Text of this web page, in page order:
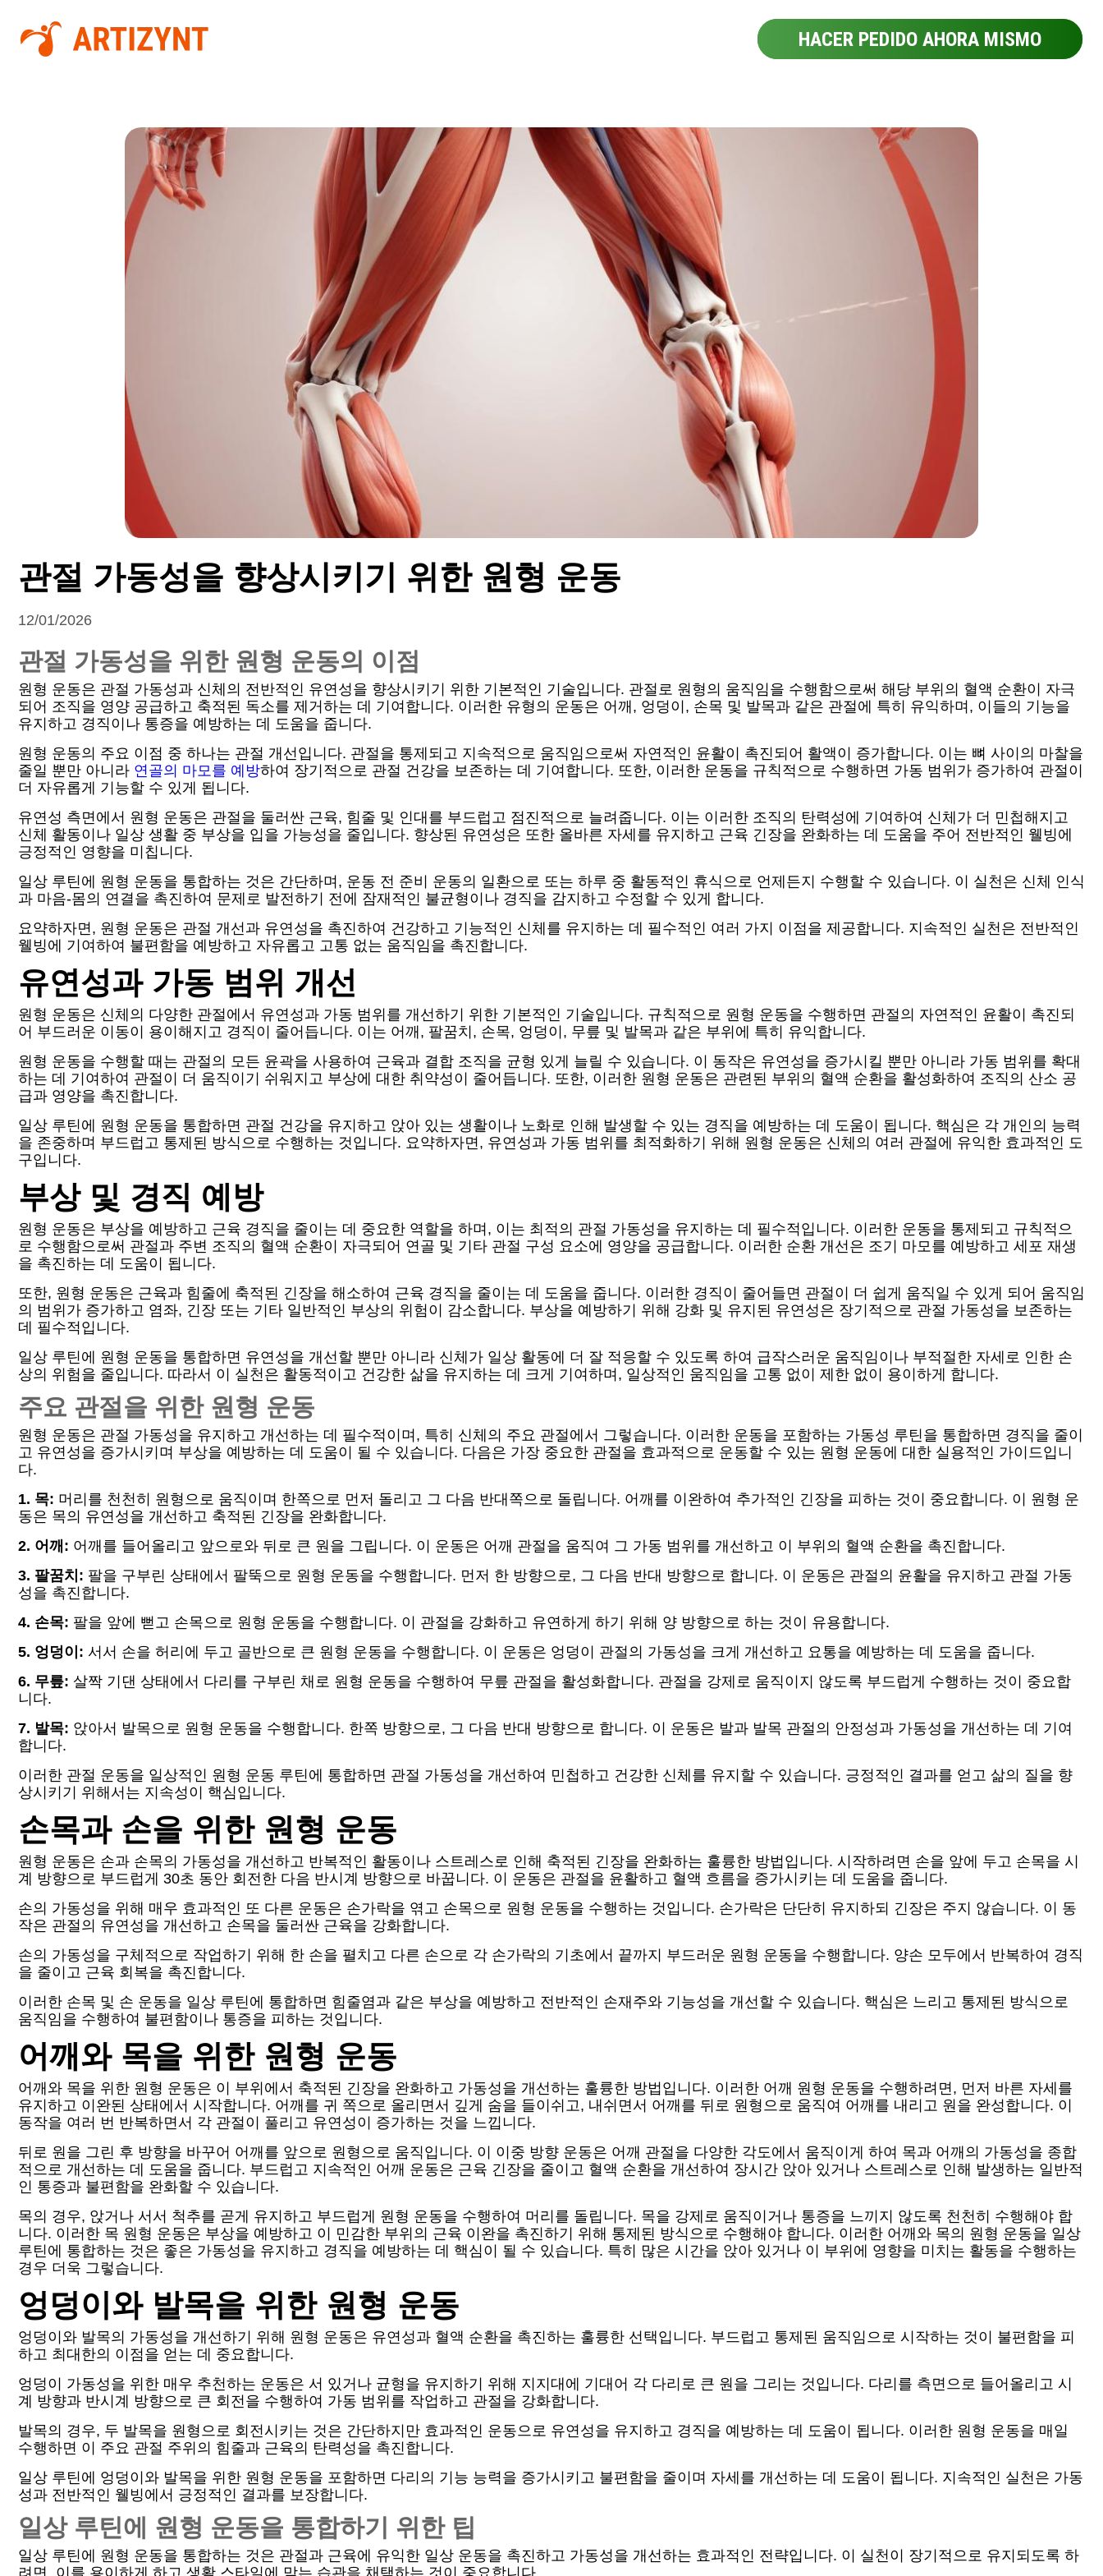
HACER PEDIDO AHORA MISMO
관절 가동성을 향상시키기 위한 원형 운동
12/01/2026
관절 가동성을 위한 원형 운동의 이점
원형 운동은 관절 가동성과 신체의 전반적인 유연성을 향상시키기 위한 기본적인 기술입니다. 관절로 원형의 움직임을 수행함으로써 해당 부위의 혈액 순환이 자극
되어 조직을 영양 공급하고 축적된 독소를 제거하는 데 기여합니다. 이러한 유형의 운동은 어깨, 엉덩이, 손목 및 발목과 같은 관절에 특히 유익하며, 이들의 기능을
유지하고 경직이나 통증을 예방하는 데 도움을 줍니다.
원형 운동의 주요 이점 중 하나는 관절 개선입니다. 관절을 통제되고 지속적으로 움직임으로써 자연적인 윤활이 촉진되어 활액이 증가합니다. 이는 뼈 사이의 마찰을
줄일 뿐만 아니라 연골의 마모를 예방하여 장기적으로 관절 건강을 보존하는 데 기여합니다. 또한, 이러한 운동을 규칙적으로 수행하면 가동 범위가 증가하여 관절이
더 자유롭게 기능할 수 있게 됩니다.
유연성 측면에서 원형 운동은 관절을 둘러싼 근육, 힘줄 및 인대를 부드럽고 점진적으로 늘려줍니다. 이는 이러한 조직의 탄력성에 기여하여 신체가 더 민첩해지고
신체 활동이나 일상 생활 중 부상을 입을 가능성을 줄입니다. 향상된 유연성은 또한 올바른 자세를 유지하고 근육 긴장을 완화하는 데 도움을 주어 전반적인 웰빙에
긍정적인 영향을 미칩니다.
일상 루틴에 원형 운동을 통합하는 것은 간단하며, 운동 전 준비 운동의 일환으로 또는 하루 중 활동적인 휴식으로 언제든지 수행할 수 있습니다. 이 실천은 신체 인식
과 마음-몸의 연결을 촉진하여 문제로 발전하기 전에 잠재적인 불균형이나 경직을 감지하고 수정할 수 있게 합니다.
요약하자면, 원형 운동은 관절 개선과 유연성을 촉진하여 건강하고 기능적인 신체를 유지하는 데 필수적인 여러 가지 이점을 제공합니다. 지속적인 실천은 전반적인
웰빙에 기여하여 불편함을 예방하고 자유롭고 고통 없는 움직임을 촉진합니다.
유연성과 가동 범위 개선
원형 운동은 신체의 다양한 관절에서 유연성과 가동 범위를 개선하기 위한 기본적인 기술입니다. 규칙적으로 원형 운동을 수행하면 관절의 자연적인 윤활이 촉진되
어 부드러운 이동이 용이해지고 경직이 줄어듭니다. 이는 어깨, 팔꿈치, 손목, 엉덩이, 무릎 및 발목과 같은 부위에 특히 유익합니다.
원형 운동을 수행할 때는 관절의 모든 윤곽을 사용하여 근육과 결합 조직을 균형 있게 늘릴 수 있습니다. 이 동작은 유연성을 증가시킬 뿐만 아니라 가동 범위를 확대
하는 데 기여하여 관절이 더 움직이기 쉬워지고 부상에 대한 취약성이 줄어듭니다. 또한, 이러한 원형 운동은 관련된 부위의 혈액 순환을 활성화하여 조직의 산소 공
급과 영양을 촉진합니다.
일상 루틴에 원형 운동을 통합하면 관절 건강을 유지하고 앉아 있는 생활이나 노화로 인해 발생할 수 있는 경직을 예방하는 데 도움이 됩니다. 핵심은 각 개인의 능력
을 존중하며 부드럽고 통제된 방식으로 수행하는 것입니다. 요약하자면, 유연성과 가동 범위를 최적화하기 위해 원형 운동은 신체의 여러 관절에 유익한 효과적인 도
구입니다.
부상 및 경직 예방
원형 운동은 부상을 예방하고 근육 경직을 줄이는 데 중요한 역할을 하며, 이는 최적의 관절 가동성을 유지하는 데 필수적입니다. 이러한 운동을 통제되고 규칙적으
로 수행함으로써 관절과 주변 조직의 혈액 순환이 자극되어 연골 및 기타 관절 구성 요소에 영양을 공급합니다. 이러한 순환 개선은 조기 마모를 예방하고 세포 재생
을 촉진하는 데 도움이 됩니다.
또한, 원형 운동은 근육과 힘줄에 축적된 긴장을 해소하여 근육 경직을 줄이는 데 도움을 줍니다. 이러한 경직이 줄어들면 관절이 더 쉽게 움직일 수 있게 되어 움직임
의 범위가 증가하고 염좌, 긴장 또는 기타 일반적인 부상의 위험이 감소합니다. 부상을 예방하기 위해 강화 및 유지된 유연성은 장기적으로 관절 가동성을 보존하는
데 필수적입니다.
일상 루틴에 원형 운동을 통합하면 유연성을 개선할 뿐만 아니라 신체가 일상 활동에 더 잘 적응할 수 있도록 하여 급작스러운 움직임이나 부적절한 자세로 인한 손
상의 위험을 줄입니다. 따라서 이 실천은 활동적이고 건강한 삶을 유지하는 데 크게 기여하며, 일상적인 움직임을 고통 없이 제한 없이 용이하게 합니다.
주요 관절을 위한 원형 운동
원형 운동은 관절 가동성을 유지하고 개선하는 데 필수적이며, 특히 신체의 주요 관절에서 그렇습니다. 이러한 운동을 포함하는 가동성 루틴을 통합하면 경직을 줄이
고 유연성을 증가시키며 부상을 예방하는 데 도움이 될 수 있습니다. 다음은 가장 중요한 관절을 효과적으로 운동할 수 있는 원형 운동에 대한 실용적인 가이드입니
다.
1. 목: 머리를 천천히 원형으로 움직이며 한쪽으로 먼저 돌리고 그 다음 반대쪽으로 돌립니다. 어깨를 이완하여 추가적인 긴장을 피하는 것이 중요합니다. 이 원형 운
동은 목의 유연성을 개선하고 축적된 긴장을 완화합니다.
2. 어깨: 어깨를 들어올리고 앞으로와 뒤로 큰 원을 그립니다. 이 운동은 어깨 관절을 움직여 그 가동 범위를 개선하고 이 부위의 혈액 순환을 촉진합니다.
3. 팔꿈치: 팔을 구부린 상태에서 팔뚝으로 원형 운동을 수행합니다. 먼저 한 방향으로, 그 다음 반대 방향으로 합니다. 이 운동은 관절의 윤활을 유지하고 관절 가동
성을 촉진합니다.
4. 손목: 팔을 앞에 뻗고 손목으로 원형 운동을 수행합니다. 이 관절을 강화하고 유연하게 하기 위해 양 방향으로 하는 것이 유용합니다.
5. 엉덩이: 서서 손을 허리에 두고 골반으로 큰 원형 운동을 수행합니다. 이 운동은 엉덩이 관절의 가동성을 크게 개선하고 요통을 예방하는 데 도움을 줍니다.
6. 무릎: 살짝 기댄 상태에서 다리를 구부린 채로 원형 운동을 수행하여 무릎 관절을 활성화합니다. 관절을 강제로 움직이지 않도록 부드럽게 수행하는 것이 중요합
니다.
7. 발목: 앉아서 발목으로 원형 운동을 수행합니다. 한쪽 방향으로, 그 다음 반대 방향으로 합니다. 이 운동은 발과 발목 관절의 안정성과 가동성을 개선하는 데 기여
합니다.
이러한 관절 운동을 일상적인 원형 운동 루틴에 통합하면 관절 가동성을 개선하여 민첩하고 건강한 신체를 유지할 수 있습니다. 긍정적인 결과를 얻고 삶의 질을 향
상시키기 위해서는 지속성이 핵심입니다.
손목과 손을 위한 원형 운동
원형 운동은 손과 손목의 가동성을 개선하고 반복적인 활동이나 스트레스로 인해 축적된 긴장을 완화하는 훌륭한 방법입니다. 시작하려면 손을 앞에 두고 손목을 시
계 방향으로 부드럽게 30초 동안 회전한 다음 반시계 방향으로 바꿉니다. 이 운동은 관절을 윤활하고 혈액 흐름을 증가시키는 데 도움을 줍니다.
손의 가동성을 위해 매우 효과적인 또 다른 운동은 손가락을 엮고 손목으로 원형 운동을 수행하는 것입니다. 손가락은 단단히 유지하되 긴장은 주지 않습니다. 이 동
작은 관절의 유연성을 개선하고 손목을 둘러싼 근육을 강화합니다.
손의 가동성을 구체적으로 작업하기 위해 한 손을 펼치고 다른 손으로 각 손가락의 기초에서 끝까지 부드러운 원형 운동을 수행합니다. 양손 모두에서 반복하여 경직
을 줄이고 근육 회복을 촉진합니다.
이러한 손목 및 손 운동을 일상 루틴에 통합하면 힘줄염과 같은 부상을 예방하고 전반적인 손재주와 기능성을 개선할 수 있습니다. 핵심은 느리고 통제된 방식으로
움직임을 수행하여 불편함이나 통증을 피하는 것입니다.
어깨와 목을 위한 원형 운동
어깨와 목을 위한 원형 운동은 이 부위에서 축적된 긴장을 완화하고 가동성을 개선하는 훌륭한 방법입니다. 이러한 어깨 원형 운동을 수행하려면, 먼저 바른 자세를
유지하고 이완된 상태에서 시작합니다. 어깨를 귀 쪽으로 올리면서 깊게 숨을 들이쉬고, 내쉬면서 어깨를 뒤로 원형으로 움직여 어깨를 내리고 원을 완성합니다. 이
동작을 여러 번 반복하면서 각 관절이 풀리고 유연성이 증가하는 것을 느낍니다.
뒤로 원을 그린 후 방향을 바꾸어 어깨를 앞으로 원형으로 움직입니다. 이 이중 방향 운동은 어깨 관절을 다양한 각도에서 움직이게 하여 목과 어깨의 가동성을 종합
적으로 개선하는 데 도움을 줍니다. 부드럽고 지속적인 어깨 운동은 근육 긴장을 줄이고 혈액 순환을 개선하여 장시간 앉아 있거나 스트레스로 인해 발생하는 일반적
인 통증과 불편함을 완화할 수 있습니다.
목의 경우, 앉거나 서서 척추를 곧게 유지하고 부드럽게 원형 운동을 수행하여 머리를 돌립니다. 목을 강제로 움직이거나 통증을 느끼지 않도록 천천히 수행해야 합
니다. 이러한 목 원형 운동은 부상을 예방하고 이 민감한 부위의 근육 이완을 촉진하기 위해 통제된 방식으로 수행해야 합니다. 이러한 어깨와 목의 원형 운동을 일상
루틴에 통합하는 것은 좋은 가동성을 유지하고 경직을 예방하는 데 핵심이 될 수 있습니다. 특히 많은 시간을 앉아 있거나 이 부위에 영향을 미치는 활동을 수행하는
경우 더욱 그렇습니다.
엉덩이와 발목을 위한 원형 운동
엉덩이와 발목의 가동성을 개선하기 위해 원형 운동은 유연성과 혈액 순환을 촉진하는 훌륭한 선택입니다. 부드럽고 통제된 움직임으로 시작하는 것이 불편함을 피
하고 최대한의 이점을 얻는 데 중요합니다.
엉덩이 가동성을 위한 매우 추천하는 운동은 서 있거나 균형을 유지하기 위해 지지대에 기대어 각 다리로 큰 원을 그리는 것입니다. 다리를 측면으로 들어올리고 시
계 방향과 반시계 방향으로 큰 회전을 수행하여 가동 범위를 작업하고 관절을 강화합니다.
발목의 경우, 두 발목을 원형으로 회전시키는 것은 간단하지만 효과적인 운동으로 유연성을 유지하고 경직을 예방하는 데 도움이 됩니다. 이러한 원형 운동을 매일
수행하면 이 주요 관절 주위의 힘줄과 근육의 탄력성을 촉진합니다.
일상 루틴에 엉덩이와 발목을 위한 원형 운동을 포함하면 다리의 기능 능력을 증가시키고 불편함을 줄이며 자세를 개선하는 데 도움이 됩니다. 지속적인 실천은 가동
성과 전반적인 웰빙에서 긍정적인 결과를 보장합니다.
일상 루틴에 원형 운동을 통합하기 위한 팁
일상 루틴에 원형 운동을 통합하는 것은 관절과 근육에 유익한 일상 운동을 촉진하고 가동성을 개선하는 효과적인 전략입니다. 이 실천이 장기적으로 유지되도록 하
려면, 이를 용이하게 하고 생활 스타일에 맞는 습관을 채택하는 것이 중요합니다.